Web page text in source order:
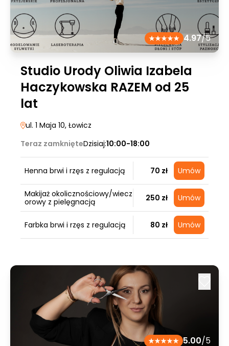
4.97/5
Studio Urody Oliwia Izabela
Haczykowska RAZEM od 25
lat
ul. 1 Maja 10, Łowicz
Teraz zamknięteDzisiaj:10:00-18:00
Henna brwi i rzęs z regulacją 70 zł Umów
Makijaż okolicznościowy/wiecz
orowy z pielęgnacją
250 zł Umów
Farbka brwi i rzęs z regulacją 80 zł Umów
5.00/5